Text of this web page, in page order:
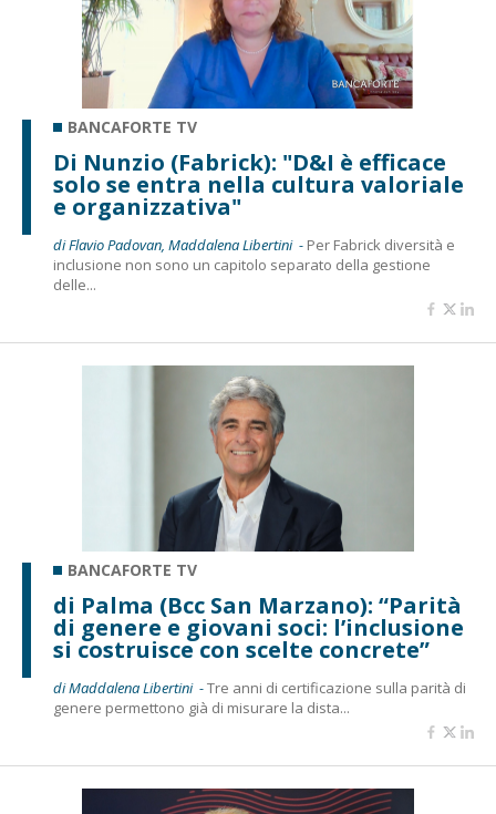
BANCAFORTE TV
Di Nunzio (Fabrick): "D&I è efficace
solo se entra nella cultura valoriale
e organizzativa"
di Flavio Padovan, Maddalena Libertini - Per Fabrick diversità e
inclusione non sono un capitolo separato della gestione
delle...
BANCAFORTE TV
di Palma (Bcc San Marzano): “Parità
di genere e giovani soci: l’inclusione
si costruisce con scelte concrete”
di Maddalena Libertini -Tre anni di certificazione sulla parità di
genere permettono già di misurare la dista...